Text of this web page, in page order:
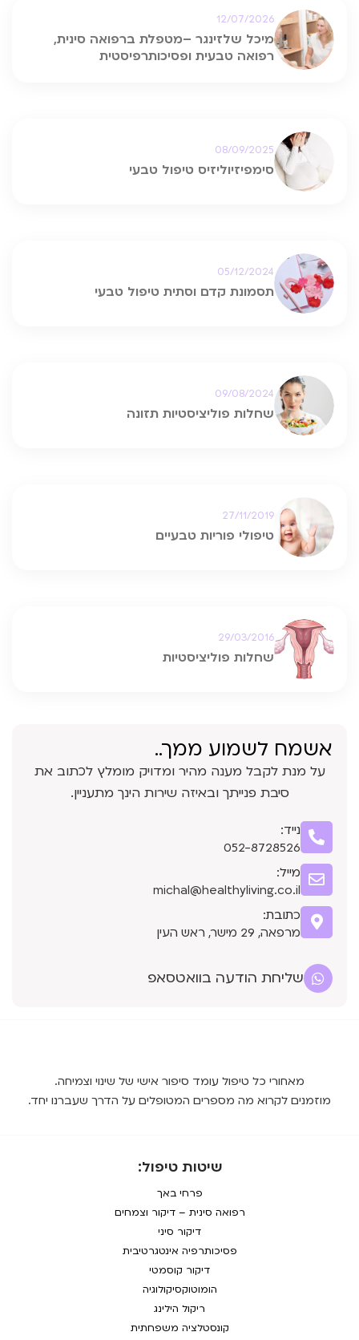
מיכל שלזינגר –מטפלת ברפואה סינית,
רפואה טבעית ופסיכותרפיסטית
12/07/2026
סימפיזיוליזיס טיפול טבעי
08/09/2025
תסמונת קדם וסתית טיפול טבעי
05/12/2024
שחלות פוליציסטיות תזונה
09/08/2024
טיפולי פוריות טבעיים
27/11/2019
שחלות פוליציסטיות
29/03/2016
אשמח לשמוע ממך..
על מנת לקבל מענה מהיר ומדויק מומלץ לכתוב את
סיבת פנייתך ובאיזה שירות הינך מתעניין.
נייד:
052-8728526
מייל:
michal@healthyliving.co.il
כתובת:
מרפאה, 29 מישר, ראש העין
שליחת הודעה בוואטסאפ
מאחורי כל טיפול עומד סיפור אישי של שינוי וצמיחה.
מוזמנים לקרוא מה מספרים המטופלים על הדרך שעברנו יחד.
שיטות טיפול:
פרחי באך
רפואה סינית – דיקור וצמחים
דיקור סיני
פסיכותרפיה אינטגרטיבית
דיקור קוסמטי
הומוטוקסיקולוגיה
ריקול הילינג
קונסטלציה משפחתית